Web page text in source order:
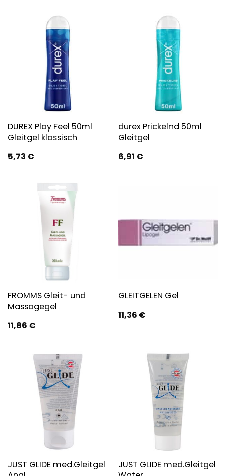
DUREX Play Feel 50ml
Gleitgel klassisch
5,73 €
durex Prickelnd 50ml
Gleitgel
6,91 €
FROMMS Gleit- und
Massagegel
11,86 €
GLEITGELEN Gel
11,36 €
JUST GLIDE med.Gleitgel
JUST GLIDE med.Gleitgel